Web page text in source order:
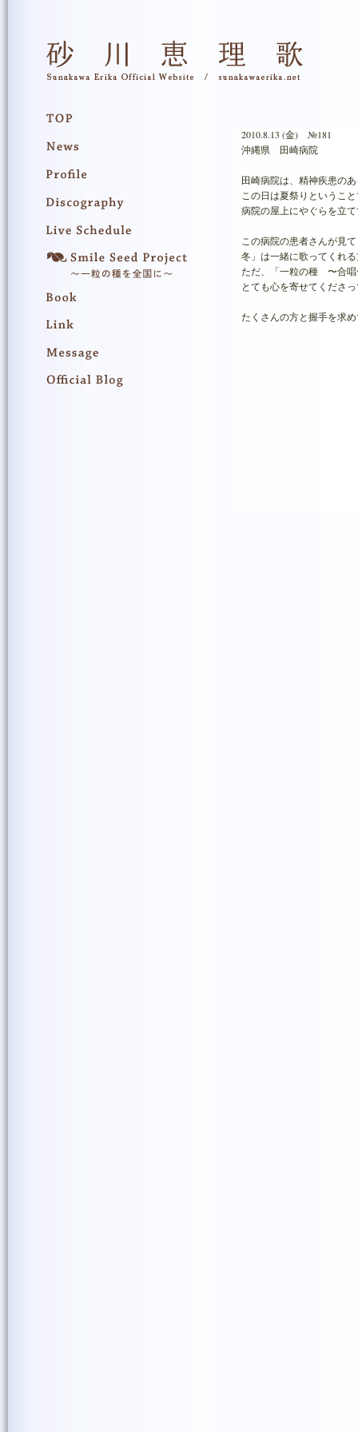
2010.8.13 (金) №181
沖縄県 田崎病院
田崎病院は、精神疾患の
この日は夏祭りというこ
病院の屋上にやぐらを立
この病院の患者さんが見
冬」は一緒に歌ってくれ
ただ、「一粒の種 〜合唱
とても心を寄せてくださ
たくさんの方と握手を求